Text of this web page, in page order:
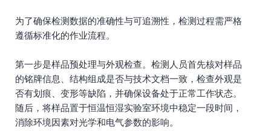
为了确保检测数据的准确性与可追溯性，检测过程需严格
遵循标准化的作业流程。
第一步是样品预处理与外观检查。检测人员首先核对样品
的铭牌信息、结构组成是否与技术文档一致，检查外观是
否有划痕、变形等缺陷，并确保设备处于正常工作状态。
随后，将样品置于恒温恒湿实验室环境中稳定一段时间，
消除环境因素对光学和电气参数的影响。